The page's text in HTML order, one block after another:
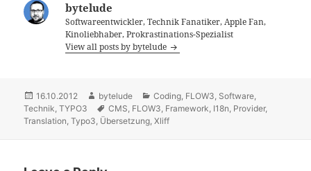
bytelude
Softwareentwickler, Technik Fanatiker, Apple Fan,
Kinoliebhaber, Prokrastinations-Spezialist
View all posts by bytelude
Posted
on
16.10.2012 Author
bytelude Categories
Coding FLOW3 Software
Technik ,TYPO3 Tags
CMS FLOW3 Framework I18n Provider,
Translation ,Typo3 Übersetzung ,Xliff